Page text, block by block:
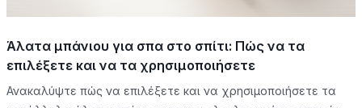
Άλατα μπάνιου για σπα στο σπίτι: Πώς να τα
επιλέξετε και να τα χρησιμοποιήσετε
Ανακαλύψτε πώς να επιλέξετε και να χρησιμοποιήσετε τα